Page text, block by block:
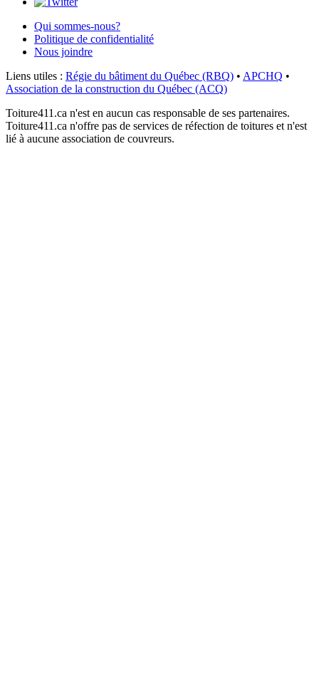
Qui sommes-nous?
Politique de confidentialité
Nous joindre
Liens utiles : Régie du bâtiment du Québec (RBQ) • APCHQ •
Association de la construction du Québec (ACQ)
Toiture411.ca n'est en aucun cas responsable de ses partenaires.
Toiture411.ca n'offre pas de services de réfection de toitures et n'est
lié à aucune association de couvreurs.